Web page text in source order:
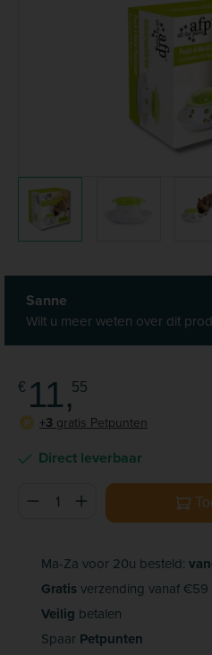
Sanne
Wilt u meer weten over dit
Direct leverbaar
€ 11,55
Producthoeveelheid: Voer
P +3 gratis Petpunten
Ma-Za voor 20u besteld:
Gratisverzending vanaf €59
Veilig betalen
Spaar Petpunten